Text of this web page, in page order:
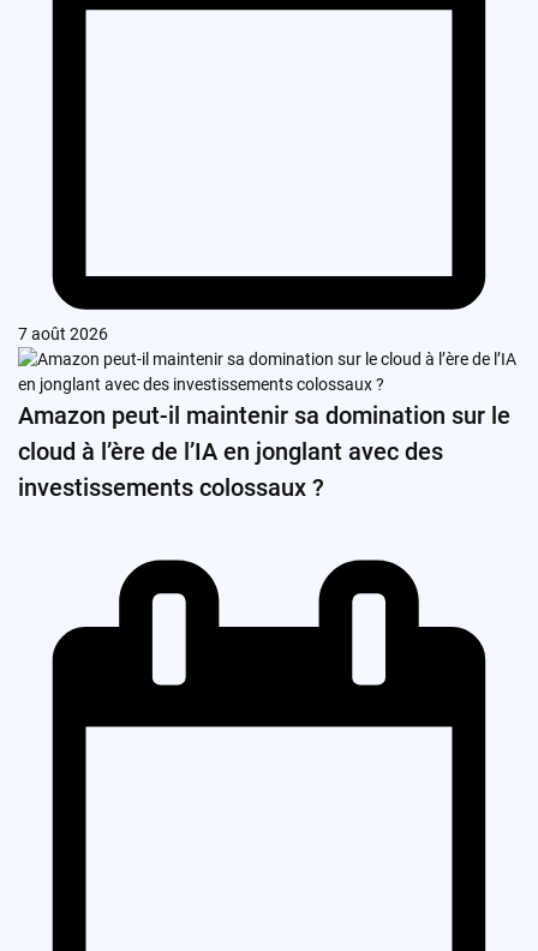
7 août 2026
Amazon peut-il maintenir sa domination sur le
cloud à l’ère de l’IA en jonglant avec des
investissements colossaux ?